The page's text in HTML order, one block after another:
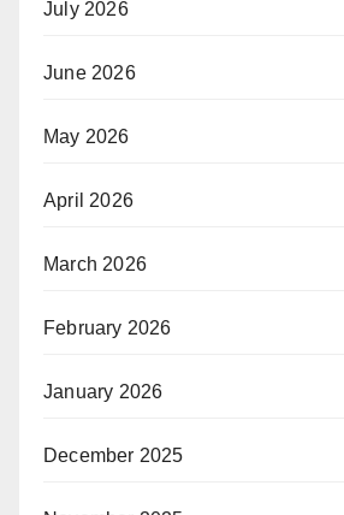
July 2026
June 2026
May 2026
April 2026
March 2026
February 2026
January 2026
December 2025